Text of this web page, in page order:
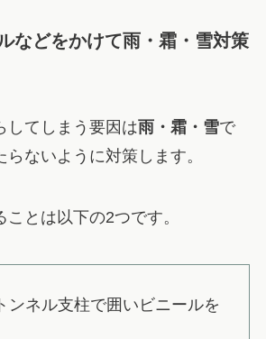
などをかけて雨・霜・雪対策
してしまう要因は雨・霜・雪で
らないように対策します。
とは以下の2つです。
ンネル支柱で囲いビニールを